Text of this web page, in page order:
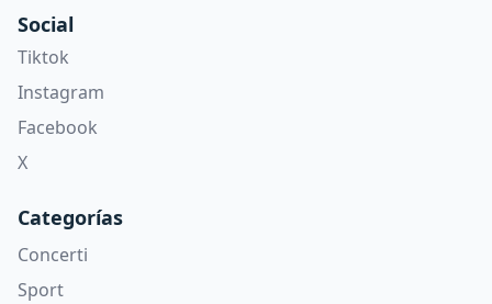
Social
Tiktok
Instagram
Facebook
X
Categorías
Concerti
Sport